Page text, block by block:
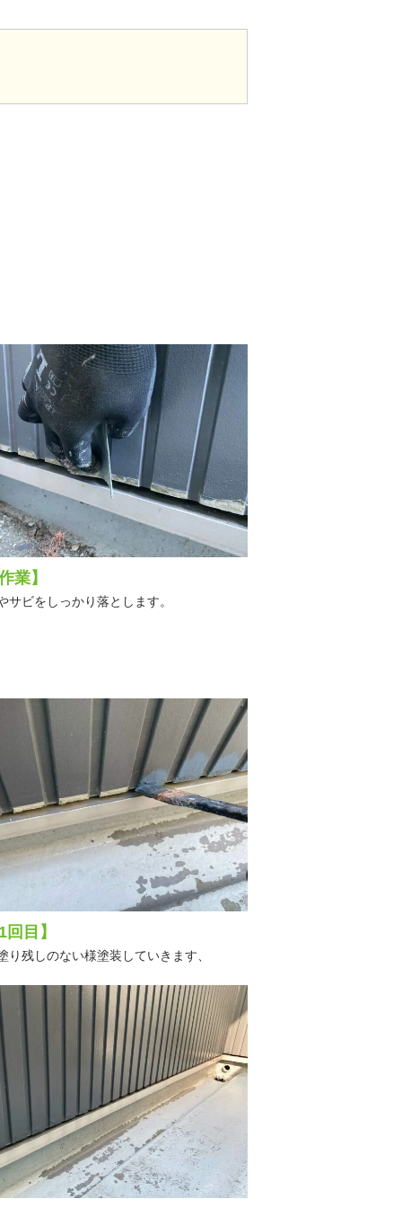
業】
サビをしっかり落とします。
目】
り残しのない様塗装していきます、